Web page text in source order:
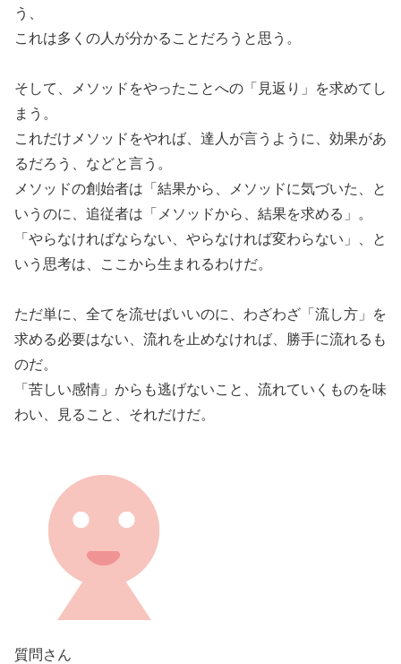
う、
これは多くの人が分かることだろうと思う。
そして、メソッドをやったことへの「見返り」を求めてし
まう。
これだけメソッドをやれば、達人が言うように、効果があ
るだろう、などと言う。
メソッドの創始者は「結果から、メソッドに気づいた、と
いうのに、追従者は「メソッドから、結果を求める」。
「やらなければならない、やらなければ変わらない」、と
いう思考は、ここから生まれるわけだ。
ただ単に、全てを流せばいいのに、わざわざ「流し方」を
求める必要はない、流れを止めなければ、勝手に流れるも
のだ。
「苦しい感情」からも逃げないこと、流れていくものを味
わい、見ること、それだけだ。
質問さん